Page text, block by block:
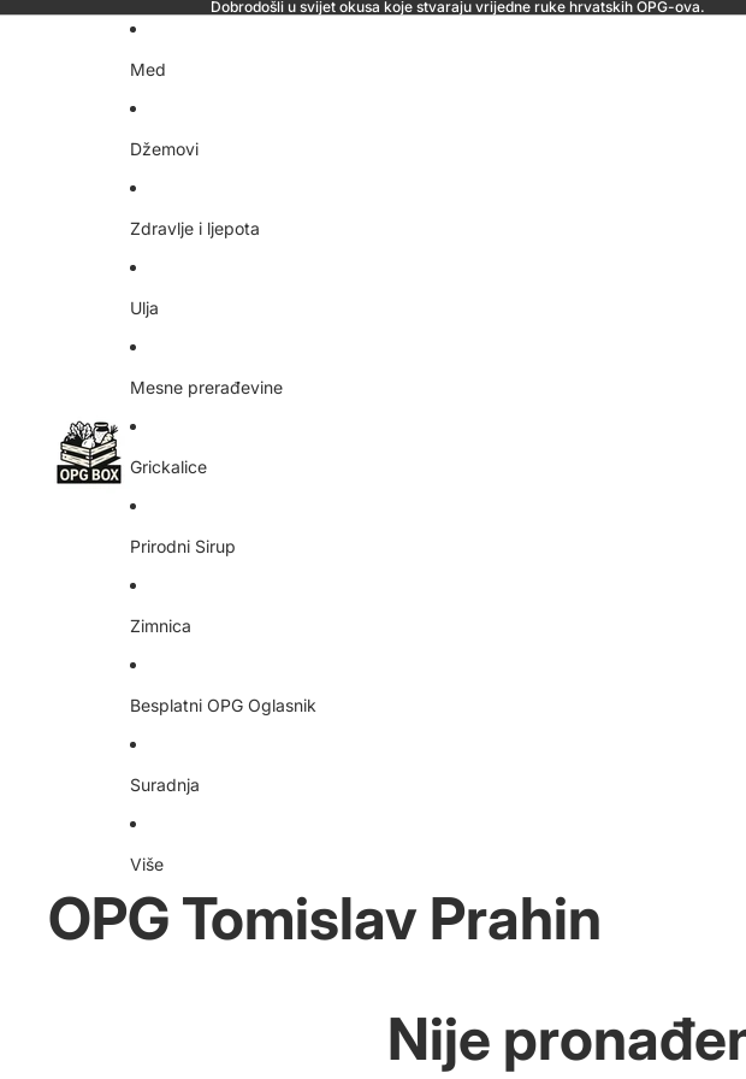
Dobrodošli u svijet okusa koje stvaraju vrijedne ruke hrvatskih OPG-ova.
Med
Džemovi
Zdravlje i ljepota
Ulja
Mesne prerađevine
Grickalice
Prirodni Sirup
Zimnica
Besplatni OPG Oglasnik
Suradnja
Više
OPG Tomislav Prahin
Nije